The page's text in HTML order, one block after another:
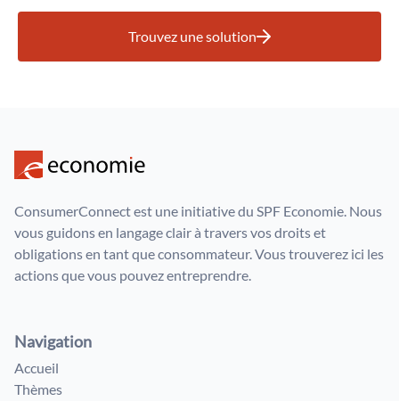
Trouvez une solution
ConsumerConnect est une initiative du SPF Economie. Nous
vous guidons en langage clair à travers vos droits et
obligations en tant que consommateur. Vous trouverez ici les
actions que vous pouvez entreprendre.
Navigation
Accueil
Thèmes